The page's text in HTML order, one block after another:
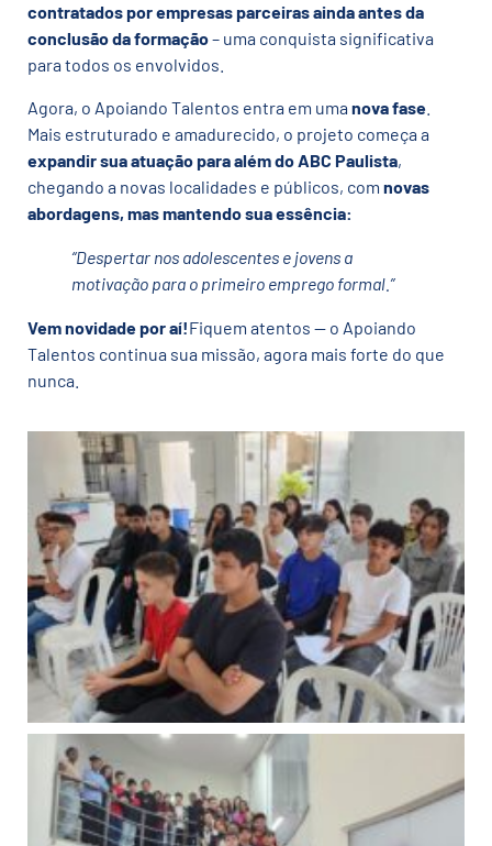
contratados por empresas parceiras ainda antes da
conclusão da formação– uma conquista significativa
para todos os envolvidos.
Agora, o Apoiando Talentos entra em uma nova fase
Mais estruturado e amadurecido, o projeto começa a
expandir sua atuação para além do ABC Paulista,
chegando a novas localidades e públicos, com novas
abordagens, mas mantendo sua essência:
“Despertar nos adolescentes e jovens a
motivação para o primeiro emprego formal.”
Vem novidade por aí!Fiquem atentos — o Apoiando
Talentos continua sua missão, agora mais forte do que
nunca.